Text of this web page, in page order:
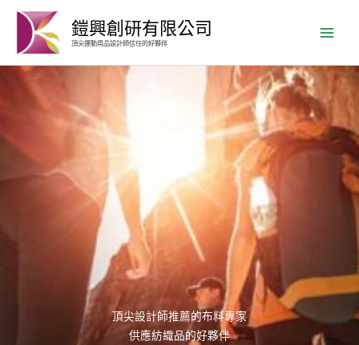
要
鎧興創研有限公司
頂尖運動用品設計師信任的好夥伴
頂尖設計師推薦的布料專家
供應紡織品的好夥伴